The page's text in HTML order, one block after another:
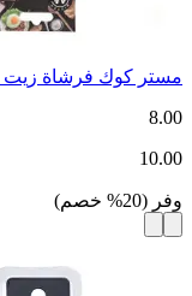
مستر كوك فرشاة زيت
8.00
10.00
وفر (
20
% خصم)